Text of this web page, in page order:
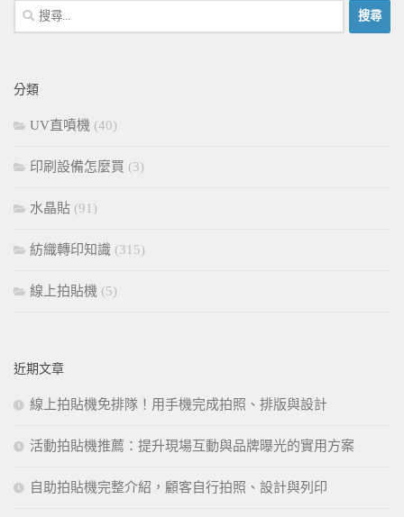
搜
尋
字:
分類
UV直噴機 (40)
印刷設備怎麼買 (3)
水晶貼 (91)
紡織轉印知識 (315)
線上拍貼機 (5)
近期文章
線上拍貼機免排隊！用手機完成拍照、排版與設計
活動拍貼機推薦：提升現場互動與品牌曝光的實用方案
自助拍貼機完整介紹，顧客自行拍照、設計與列印